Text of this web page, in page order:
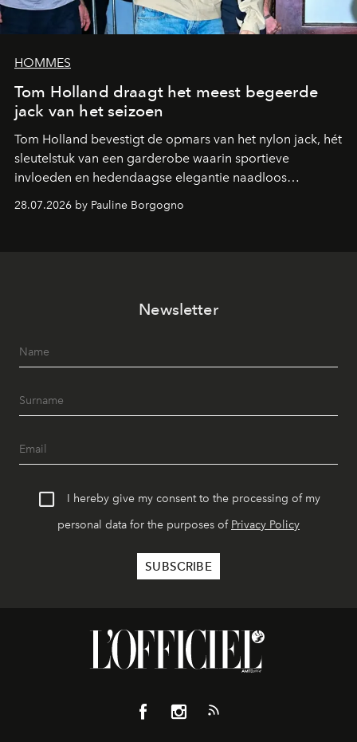
HOMMES
Tom Holland draagt het meest begeerde
jack van het seizoen
Tom Holland bevestigt de opmars van het nylon jack, hét
sleutelstuk van een garderobe waarin sportieve
invloeden en hedendaagse elegantie naadloos
samenkomen.
28.07.2026 by Pauline Borgogno
Newsletter
I hereby give my consent to the processing of my
personal data for the purposes of Privacy Policy